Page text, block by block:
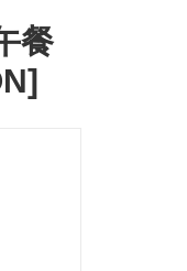
餐